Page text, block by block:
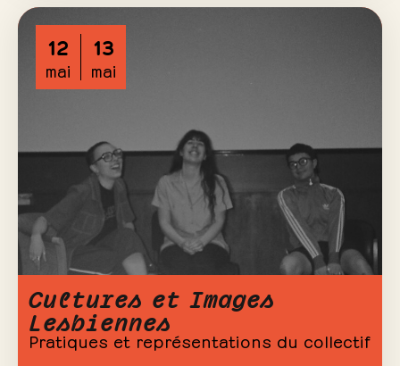
12
mai
13
mai
Cultures et Images
Lesbiennes
Pratiques et représentations du collectif